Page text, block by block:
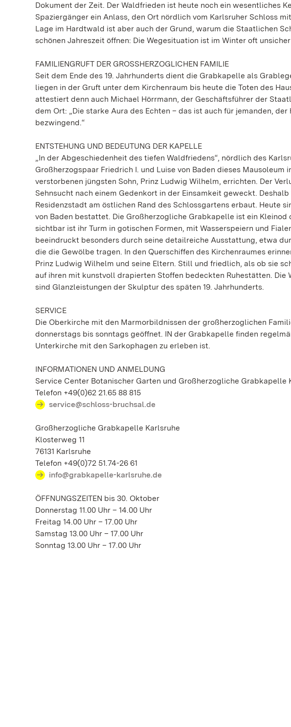
Dokument der Zeit. Der Waldfrieden ist heute noch ein wesentliches
Spaziergänger ein Anlass, den Ort nördlich vom Karlsruher Schloss
Lage im Hardtwald ist aber auch der Grund, warum die Staatlichen
schönen Jahreszeit öffnen: Die Wegesituation ist im Winter oft
FAMILIENGRUFT DER GROSSHERZOGLICHEN FAMILIE
Seit dem Ende des 19. Jahrhunderts dient die Grabkapelle als
liegen in der Gruft unter dem Kirchenraum bis heute die Toten des
attestiert denn auch Michael Hörrmann, der Geschäftsführer der
dem Ort: „Die starke Aura des Echten – das ist auch für jemanden,
bezwingend.“
ENTSTEHUNG UND BEDEUTUNG DER KAPELLE
„In der Abgeschiedenheit des tiefen Waldfriedens“, nördlich des
Großherzogspaar Friedrich I. und Luise von Baden dieses Mausoleum
verstorbenen jüngsten Sohn, Prinz Ludwig Wilhelm, errichten. Der
Sehnsucht nach einem Gedenkort in der Einsamkeit geweckt.
Residenzstadt am östlichen Rand des Schlossgartens erbaut. Heute
von Baden bestattet. Die Großherzogliche Grabkapelle ist ein Kleinod
sichtbar ist ihr Turm in gotischen Formen, mit Wasserspeiern und
beeindruckt besonders durch seine detailreiche Ausstattung, etwa
die die Gewölbe tragen. In den Querschiffen des Kirchenraumes
Prinz Ludwig Wilhelm und seine Eltern. Still und friedlich, als ob sie
auf ihren mit kunstvoll drapierten Stoffen bedeckten Ruhestätten. Die
sind Glanzleistungen der Skulptur des späten 19. Jahrhunderts.
SERVICE
Die Oberkirche mit den Marmorbildnissen der großherzoglichen
donnerstags bis sonntags geöffnet. IN der Grabkapelle finden
Unterkirche mit den Sarkophagen zu erleben ist.
INFORMATIONEN UND ANMELDUNG
Service Center Botanischer Garten und Großherzogliche Grabkapelle
Telefon +49(0)62 21.65 88 815
service@schloss-bruchsal.de
Großherzogliche Grabkapelle Karlsruhe
Klosterweg 11
76131 Karlsruhe
Telefon +49(0)72 51.74-26 61
info@grabkapelle-karlsruhe.de
ÖFFNUNGSZEITEN bis 30. Oktober
Donnerstag 11.00 Uhr – 14.00 Uhr
Freitag 14.00 Uhr – 17.00 Uhr
Samstag 13.00 Uhr – 17.00 Uhr
Sonntag 13.00 Uhr – 17.00 Uhr